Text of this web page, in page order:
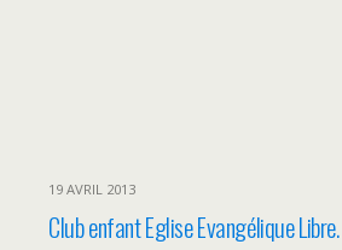
19 AVRIL 2013
Club enfant Eglise Evangélique Libre.